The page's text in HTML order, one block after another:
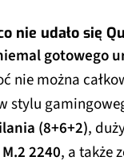
nie udało się
gotowego
nie można
stylu
(8+6+2),
2240, a także